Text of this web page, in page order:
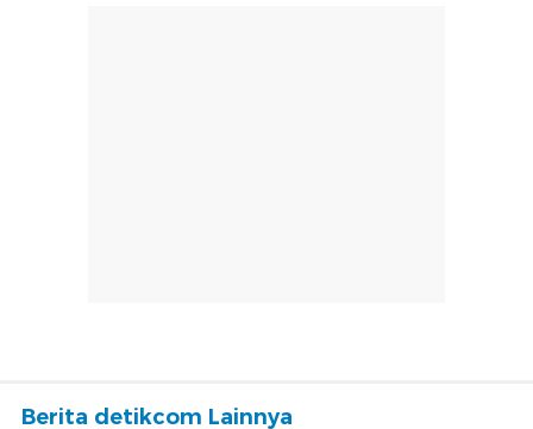
Berita detikcom Lainnya